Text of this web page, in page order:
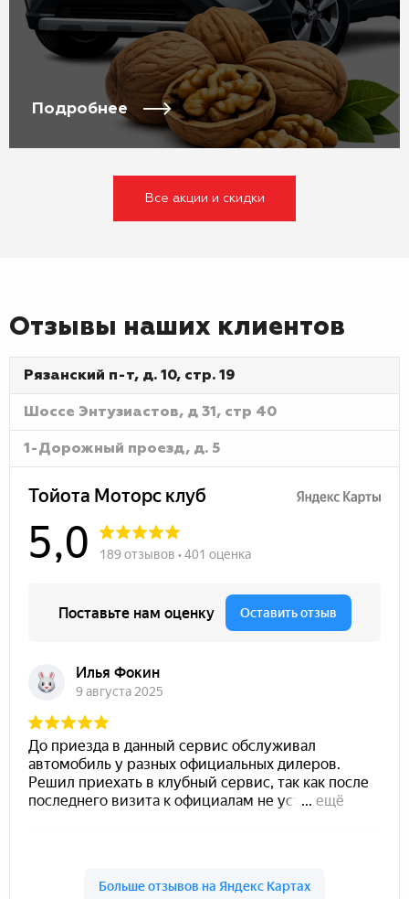
Подробнее
Все акции и скидки
Отзывы наших клиентов
Рязанский п-т, д. 10, стр. 19
Шоссе Энтузиастов, д 31, стр 40
1-Дорожный проезд, д. 5